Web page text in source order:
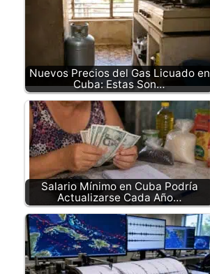
Nuevos Precios del Gas Licuado en
Cuba: Estas Son…
Salario Mínimo en Cuba Podría
Actualizarse Cada Año…